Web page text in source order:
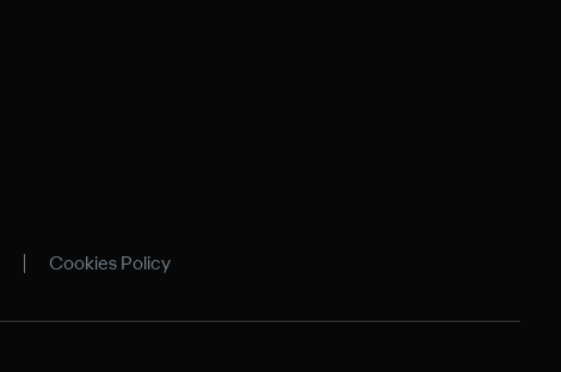
Cookies Policy